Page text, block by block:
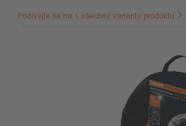
Podívejte se na 1 všechny varianty produktu